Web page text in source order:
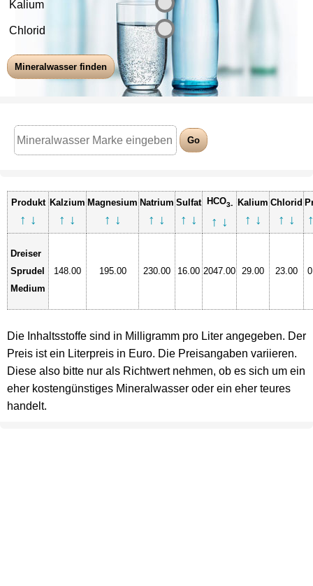
Kalium
Chlorid
Produkt
↑ ↓
Kalzium
↑ ↓
Magnesium
↑ ↓
Natrium
↑ ↓
Sulfat
↑ ↓
HCO3-
↑ ↓
Kalium
↑ ↓
Chlorid
↑ ↓
Dreiser
Sprudel
Medium
148.00 195.00 230.00 16.00 2047.00 29.00 23.00
Die Inhaltsstoffe sind in Milligramm pro Liter angegeben. Der
Preis ist ein Literpreis in Euro. Die Preisangaben variieren.
Diese also bitte nur als Richtwert nehmen, ob es sich um ein
eher kostengünstiges Mineralwasser oder ein eher teures
handelt.